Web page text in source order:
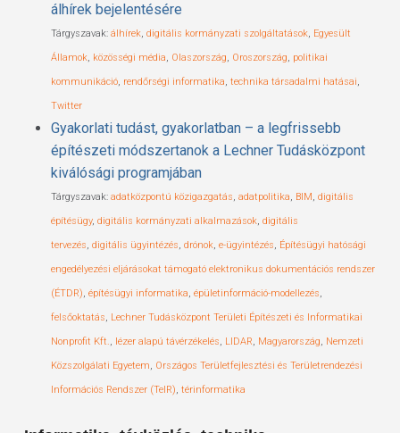
álhírek bejelentésére
Tárgyszavak: álhírek, digitális kormányzati szolgáltatások, Egyesült
Államok, közösségi média, Olaszország, Oroszország, politikai
kommunikáció, rendőrségi informatika, technika társadalmi hatásai,
Twitter
Gyakorlati tudást, gyakorlatban – a legfrissebb
építészeti módszertanok a Lechner Tudásközpont
kiválósági programjában
Tárgyszavak: adatközpontú közigazgatás, adatpolitika, BIM, digitális
építésügy, digitális kormányzati alkalmazások, digitális
tervezés, digitális ügyintézés, drónok, e-ügyintézés, Építésügyi hatósági
engedélyezési eljárásokat támogató elektronikus dokumentációs rendszer
(ÉTDR), építésügyi informatika, épületinformáció-modellezés,
felsőoktatás, Lechner Tudásközpont Területi Építészeti és Informatikai
Nonprofit Kft., lézer alapú távérzékelés, LIDAR, Magyarország, Nemzeti
Közszolgálati Egyetem, Országos Területfejlesztési és Területrendezési
Információs Rendszer (TeIR), térinformatika